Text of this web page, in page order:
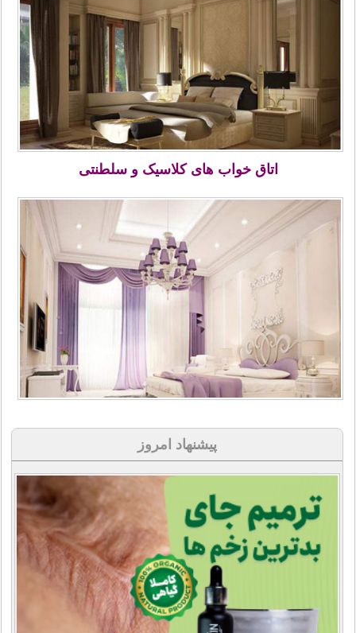
اتاق خواب های کلاسیک و سلطنتی
پیشنهاد امروز